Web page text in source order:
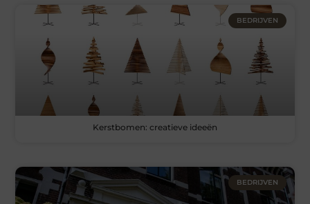
BEDRIJVEN
Kerstbomen: creatieve ideeën
BEDRIJVEN